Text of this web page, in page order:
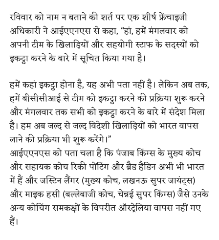
रविवार को नाम न बताने की शर्त पर एक शीर्ष फ्रेंचाइजी
अधिकारी ने आईएएनएस से कहा, “हां, हमें मंगलवार को
अपनी टीम के खिलाड़ियों और सहयोगी स्टाफ के सदस्यों को
इकट्ठा करने के बारे में सूचित किया गया है।
हमें कहां इकट्ठा होना है, यह अभी पता नहीं है। लेकिन अब तक,
हमें बीसीसीआई से टीम को इकट्ठा करने की प्रक्रिया शुरू करने
और मंगलवार तक सभी को इकट्ठा करने के बारे में संदेश मिला
है। हम अब जल्द से जल्द विदेशी खिलाड़ियों को भारत वापस
लाने की प्रक्रिया भी शुरू करेंगे।”
आईएएनएस को पता चला है कि पंजाब किंग्स के मुख्य कोच
और सहायक कोच रिकी पोंटिंग और ब्रैड हैडिन अभी भी भारत
में हैं और जस्टिन लैंगर (मुख्य कोच, लखनऊ सुपर जायंट्स)
और माइक हसी (बल्लेबाजी कोच, चेन्नई सुपर किंग्स) जैसे उनके
अन्य कोचिंग समकक्षों के विपरीत ऑस्ट्रेलिया वापस नहीं गए
हैं।